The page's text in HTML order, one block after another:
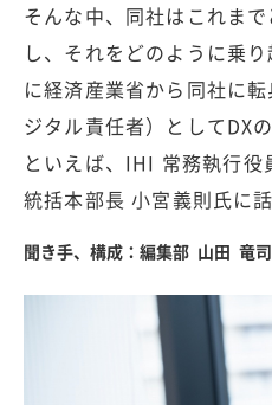
そんな中、同社はこれま
し、それをどのように乗
に経済産業省から同社に
ジタル責任者）としてDX
といえば、IHI 常務執行役
統括本部長 小宮義則氏に話
聞き手、構成：編集部 山田 竜